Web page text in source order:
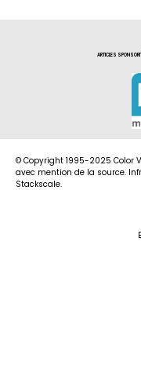
ARTICLES
© Copyright 1995-2025 Color
avec mention de la source.
Stackscale.